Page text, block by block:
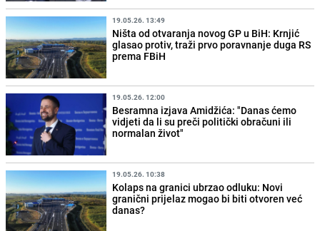
19.05.26. 13:49
Ništa od otvaranja novog GP u BiH: Krnjić
glasao protiv, traži prvo poravnanje duga RS
prema FBiH
19.05.26. 12:00
Besramna izjava Amidžića: "Danas ćemo
vidjeti da li su preči politički obračuni ili
normalan život"
19.05.26. 10:38
Kolaps na granici ubrzao odluku: Novi
granični prijelaz mogao bi biti otvoren već
danas?